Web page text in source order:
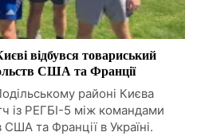
відбувся товариський
США та Франції
районі Києва
із РЕГБІ-5 між командами
США та Франції в Україні.